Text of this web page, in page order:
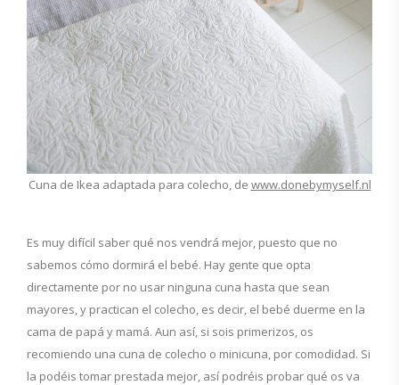
Cuna de Ikea adaptada para colecho, de www.donebymyself.nl
Es muy difícil saber qué nos vendrá mejor, puesto que no
sabemos cómo dormirá el bebé. Hay gente que opta
directamente por no usar ninguna cuna hasta que sean
mayores, y practican el colecho, es decir, el bebé duerme en la
cama de papá y mamá. Aun así, si sois primerizos, os
recomiendo una cuna de colecho o minicuna, por comodidad. Si
la podéis tomar prestada mejor, así podréis probar qué os va